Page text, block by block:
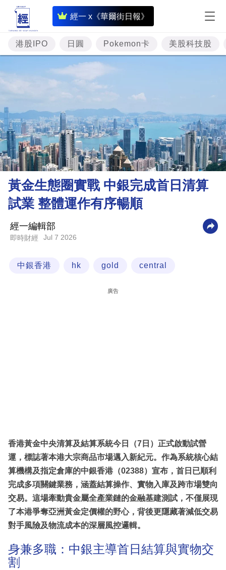
經一 x《華爾街日報》
即
時
財
經
專
資
樓
市
理
財
商
科
區
港股IPO 日圓 Pokemon卡 美股科技股
黃金生態圈實戰 中銀完成首日清算
試業 整體運作有序暢順
經一編輯部
即時財經 Jul 7 2026
中銀香港 hk gold central
廣告
香港黃金中央清算及結算系統今日（7日）正式啟動試營
運，標誌著本港大宗商品市場邁入新紀元。作為系統核心結
算機構及指定倉庫的中銀香港（02388）宣布，首日已順利
完成多項關鍵業務，涵蓋結算操作、實物入庫及跨市場雙向
交易。這場牽動貴金屬全產業鏈的金融基建測試，不僅展現
了本港爭奪亞洲黃金定價權的野心，背後更隱藏著減低交易
對手風險及物流成本的深層風控邏輯。
身兼多職：中銀主導首日結算與實物交
割